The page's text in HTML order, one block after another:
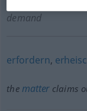
demand
erfordern,
thematterclaims